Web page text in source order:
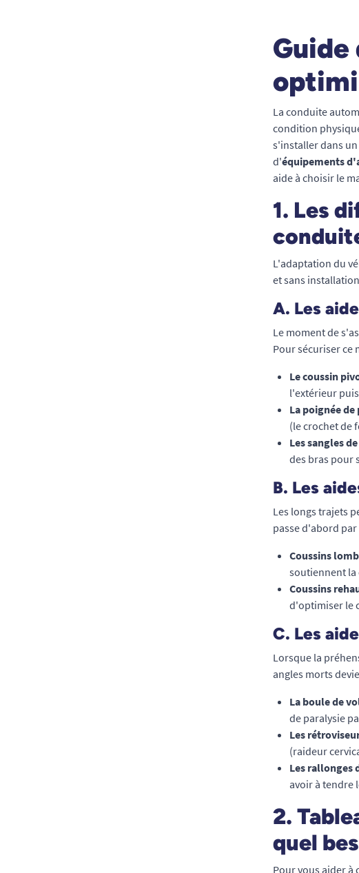
La conduite
condition
s'installer dans
d'équipements
aide à choisir le
1. Les
L'adaptation du
et sans
A. Les
Le moment de
Pour sécuriser ce
Le coussin
l'extérieur
La poignée
(le crochet de
Les sangles
des bras pour
B. Les
Les longs trajets
passe d'abord
Coussins
soutiennent la
Coussins
d'optimiser le
C. Les
Lorsque la
angles morts
La boule de
de paralysie
Les
(raideur
Les rallonges
avoir à tendre
2.
quel
Pour vous aider